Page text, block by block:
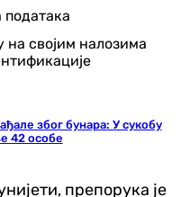
података
на својим налозима
због бунара: У сукобу
42 особе
препорука је